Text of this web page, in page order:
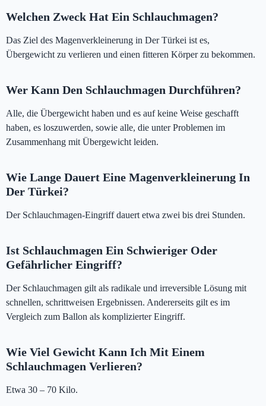
Welchen Zweck Hat Ein Schlauchmagen?
Das Ziel des Magenverkleinerung in Der Türkei ist es,
Übergewicht zu verlieren und einen fitteren Körper zu bekommen.
Wer Kann Den Schlauchmagen Durchführen?
Alle, die Übergewicht haben und es auf keine Weise geschafft
haben, es loszuwerden, sowie alle, die unter Problemen im
Zusammenhang mit Übergewicht leiden.
Wie Lange Dauert Eine Magenverkleinerung In
Der Türkei?
Der Schlauchmagen-Eingriff dauert etwa zwei bis drei Stunden.
Ist Schlauchmagen Ein Schwieriger Oder
Gefährlicher Eingriff?
Der Schlauchmagen gilt als radikale und irreversible Lösung mit
schnellen, schrittweisen Ergebnissen. Andererseits gilt es im
Vergleich zum Ballon als komplizierter Eingriff.
Wie Viel Gewicht Kann Ich Mit Einem
Schlauchmagen Verlieren?
Etwa 30 – 70 Kilo.